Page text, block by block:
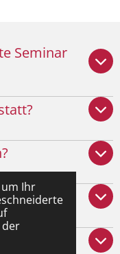
Ihr
der
Seminar